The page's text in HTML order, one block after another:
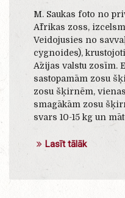
M. Saukas foto no
Āfrikas zoss,
Veidojusies no
cygnoides),
Āzijas valstu zosīm.
sastopamām zosu
zosu šķirnēm,
smagākām zosu
svars 10-15 kg un
Lasīt tālāk